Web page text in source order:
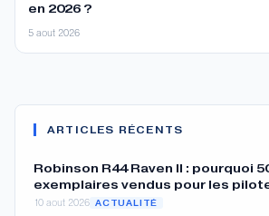
en 2026 ?
5 aout 2026
ARTICLES RÉCENTS
Robinson R44 Raven II : pourquoi
exemplaires vendus pour les
10 aout 2026 ACTUALITÉ